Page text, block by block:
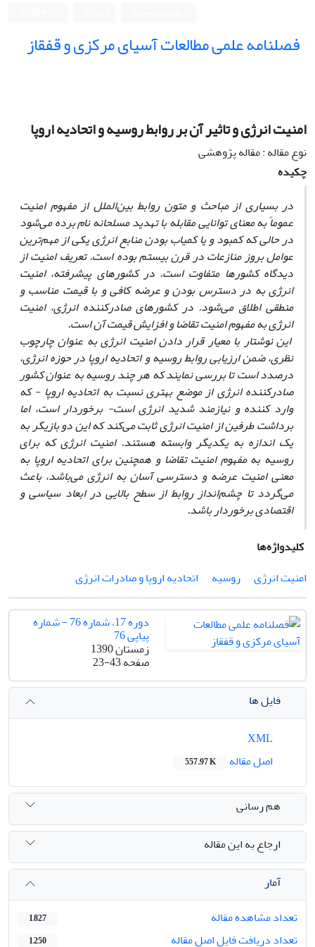
فصلنامه علمی مطالعات آسیای مرکزی و قفقاز
امنیت انرژی و تاثیر آن بر روابط روسیه و اتحادیه اروپا
نوع مقاله : مقاله پژوهشی
چکیده
در بسیاری از مباحث و متون روابط بین‌الملل از مفهوم امنیت
عموماً به معنای توانایی مقابله با تهدید مسلحانه نام برده می‌شود
در حالی که کمبود و یا کمیاب بودن منابع انرژی یکی از مهم‌ترین
عوامل بروز منازعات در قرن بیستم بوده است. تعریف امنیت از
دیدگاه کشورها متفاوت است. در کشورهای پیشرفته، امنیت
انرژی به در دسترس بودن و عرضه کافی و با قیمت مناسب و
منطقی اطلاق می‌شود. در کشورهای صادر‌کننده انرژی، امنیت
انرژی به مفهوم امنیت تقاضا و افزایش قیمت آن است.
این نوشتار با معیار قرار دادن امنیت انرژی به عنوان چارچوب
نظری، ضمن ارزیابی روابط روسیه و اتحادیه اروپا در حوزه انرژی،
درصدد است تا بررسی نمایند که هر چند روسیه به عنوان کشور
صادر‌کننده انرژی از موضع بهتری نسبت به اتحادیه اروپا - که
وارد کننده و نیازمند شدید انرژی است- برخوردار است، اما
برداشت طرفین از امنیت انرژی ثابت می‌کند که این دو بازیگر به
یک اندازه به یکدیگر وابسته هستند. امنیت انرژی که برای
روسیه به مفهوم امنیت تقاضا و همچنین برای اتحادیه اروپا به
معنی امنیت عرضه و دسترسی آسان به انرژی می‌باشد، باعث
می‌گردد تا چشم‌انداز روابط از سطح بالایی در ابعاد سیاسی و
اقتصادی برخوردار باشد.
کلیدواژه‌ها
امنیت انرژی
روسیه اتحادیه اروپا و صادرات انرژی
دوره 17، شماره 76 - شماره
پیاپی 76
زمستان 1390
صفحه23-43
فایل ها
اصل مقاله
557.97 K
هم رسانی
ارجاع به این مقاله
آمار
تعداد مشاهده مقاله
1,827
تعداد دریافت فایل اصل مقاله 1,250